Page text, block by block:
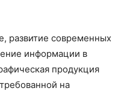
развитие современных
информации в
продукция
на